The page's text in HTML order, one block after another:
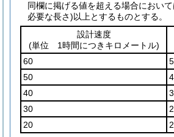
同欄に掲げる値を超える場合におい
必要な長さ)以上とするものとする。
設計速度
(単位 1時間につきキロメートル)
60
50
40
30
20